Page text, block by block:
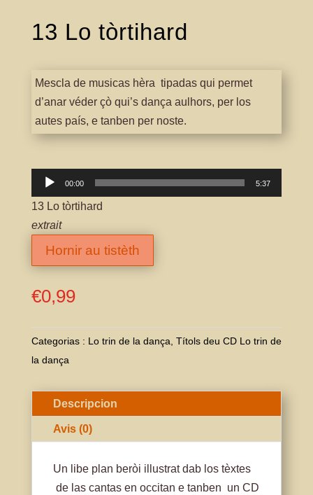
13 Lo tòrtihard
Mescla de musicas hèra tipadas qui permet
d’anar véder çò qui’s dança aulhors, per los
autes país, e tanben per noste.
Lector
àudio
00:00 5:37
13 Lo tòrtihard
extrait
Hornir au tistèth
€0,99
Categorias : Lo trin de la dança, Títols deu CD Lo trin de
la dança
Descripcion
Avis (0)
Un libe plan beròi illustrat dab los tèxtes
de las cantas en occitan e tanben un CD